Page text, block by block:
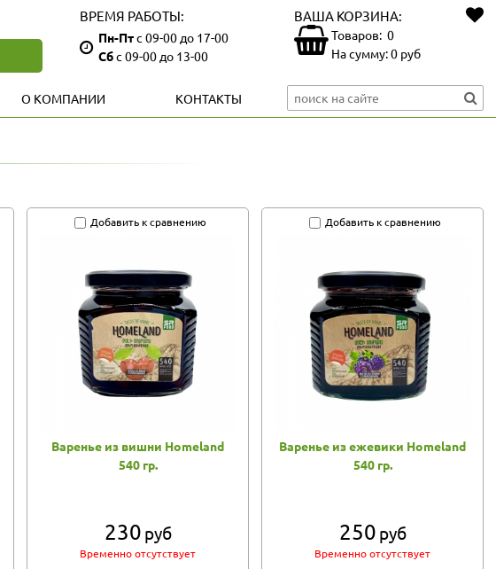
ВРЕМЯ РАБОТЫ:
Пн-Птс 09-00 до 17-00
Сбс 09-00 до 13-00
ВАША КОРЗИНА:
Товаров: 0
На сумму:0 руб
О КОМПАНИИ КОНТАКТЫ
Добавить к сравнению
Варенье из вишни Homeland
540 гр.
230 руб
Временно отсутствует
Добавить к сравнению
Варенье из ежевики Homeland
540 гр.
250 руб
Временно отсутствует